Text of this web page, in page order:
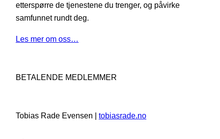
etterspørre de tjenestene du trenger, og påvirke
samfunnet rundt deg.
Les mer om oss…
BETALENDE MEDLEMMER
Tobias Rade Evensen | tobiasrade.no